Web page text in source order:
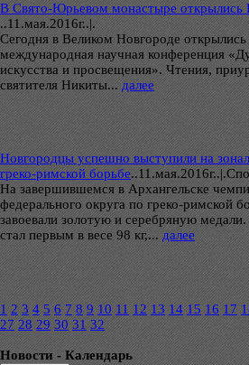
В Свято-Юрьевом монастыре открылись
..11.мая.2016г..|.
Сегодня в Великом Новгороде
международная научная конференция
искусства и просвещения». Чтения,
святителя Никиты... далее
Новгородцы успешно выступили на
греко-римской борьбе..
На завершившемся в Архангельске
федерального округа по греко-римской
завоевали золотую и серебряную
стал первым в весе 98 кг,... далее
1 2 3 4 5 6 7 8 9 10 11 12 13 14 15 16 17
27 28 29 30 31 32
Новости - Календарь